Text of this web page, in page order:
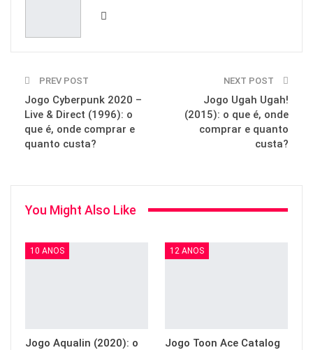
PREV POST
Jogo Cyberpunk 2020 –
Live & Direct (1996): o
que é, onde comprar e
quanto custa?
NEXT POST
Jogo Ugah Ugah!
(2015): o que é, onde
comprar e quanto
custa?
You Might Also Like
10 ANOS
Jogo Aqualin (2020): o
12 ANOS
Jogo Toon Ace Catalog